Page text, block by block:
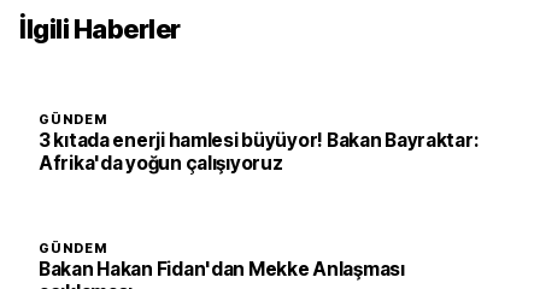
İlgili Haberler
GÜNDEM
3 kıtada enerji hamlesi büyüyor! Bakan Bayraktar:
Afrika'da yoğun çalışıyoruz
GÜNDEM
Bakan Hakan Fidan'dan Mekke Anlaşması